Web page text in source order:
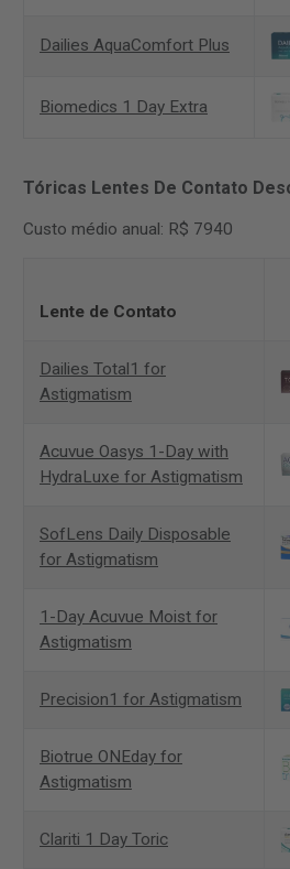
Dailies AquaComfort Plus
Biomedics 1 Day Extra
Tóricas Lentes De Contato
Custo médio anual: R$ 7940
Lente de Contato
Dailies Total1 for
Astigmatism
Acuvue Oasys 1-Day with
HydraLuxe for Astigmatism
SofLens Daily Disposable
for Astigmatism
1-Day Acuvue Moist for
Astigmatism
Precision1 for Astigmatism
Biotrue ONEday for
Astigmatism
Clariti 1 Day Toric